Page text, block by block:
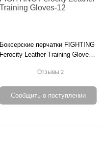
Боксерские перчатки FIGHTING
Ferocity Leather Training Gloves-
Отзывы2
Сообщить о поступлении